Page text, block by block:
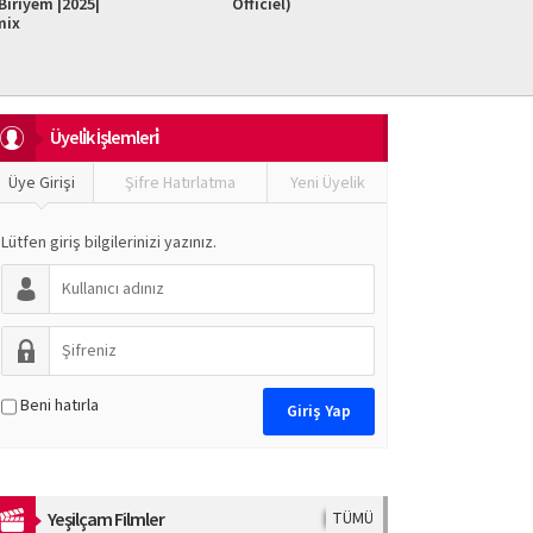
Üyeli̇k İşlemleri̇
Üye Girişi Şifre Hatırlatma Yeni Üyelik
Lütfen giriş bilgilerinizi yazınız.
Beni hatırla
Yeşilçam Filmler TÜMÜ